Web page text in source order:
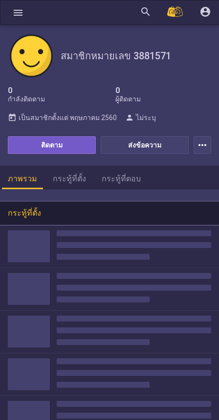
menu search account_circle
สมาชิกหมายเลข 3881571
0
กำลังติดตาม
0
ผู้ติดตาม
ส่งข้อความ
ติดตาม
today เป็นสมาชิกตั้งแต่ พฤษภาคม 2560 person ไม่ระบุ
more_horiz
ภาพรวม กระทู้ที่ตั้ง กระทู้ที่ตอบ
กระทู้ที่ตั้ง